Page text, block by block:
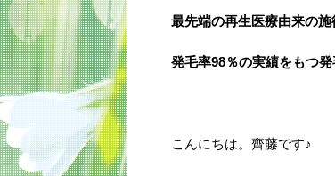
最先端の再生医療由来の
発毛率98％の実績をもつ
こんにちは。齊藤です♪